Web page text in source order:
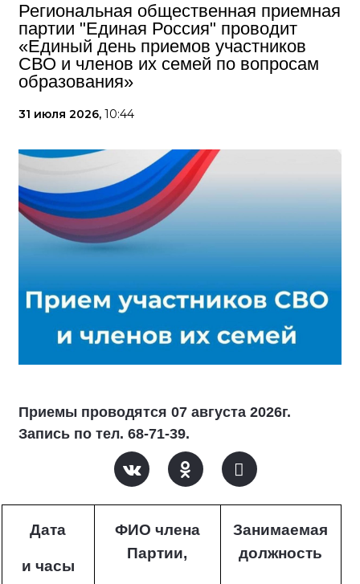
Региональная общественная приемная
партии "Единая Россия" проводит
«Единый день приемов участников
СВО и членов их семей по вопросам
образования»
31 июля 2026, 10:44
Приемы проводятся 07 августа 2026г.
Запись по тел. 68-71-39.
Дата
и часы
ФИО члена
Партии,
Занимаемая
должность